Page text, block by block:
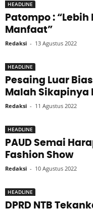
HEADLINE
Patompo :
Manfaat”
Redaksi - 13 Agustus 2022
HEADLINE
Pesaing Luar
Malah Sikapinya
Redaksi - 11 Agustus 2022
HEADLINE
PAUD Semai
Fashion Show
Redaksi - 10 Agustus 2022
HEADLINE
DPRD NTB